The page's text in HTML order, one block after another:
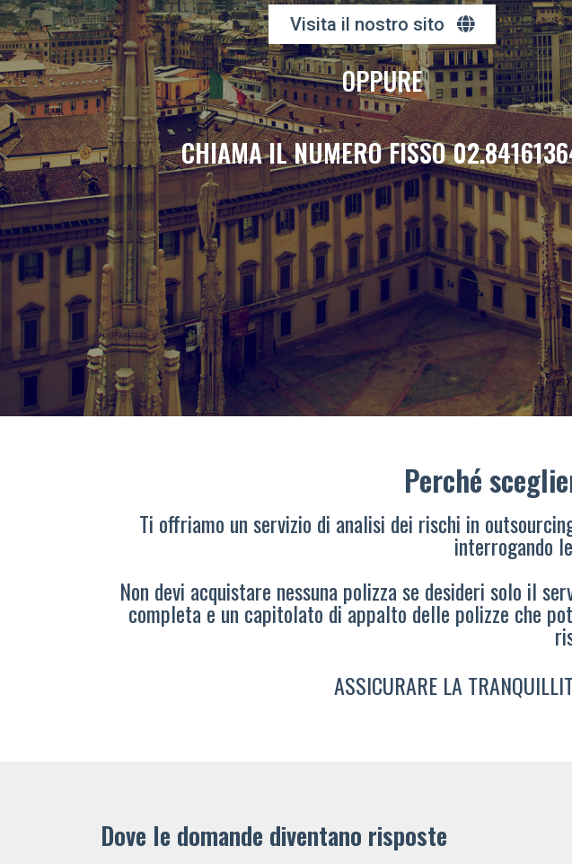
Visita il nostro sito
OPPURE
CHIAMA IL NUMERO FISSO
Perché
Ti offriamo un servizio di analisi dei rischi in
interrogando
Non devi acquistare nessuna polizza se desideri solo il
completa e un capitolato di appalto delle polizze che
ASSICURARE LA
Dove le domande diventano risposte